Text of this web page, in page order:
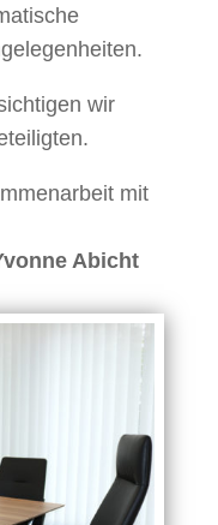
wir
mit
Abicht